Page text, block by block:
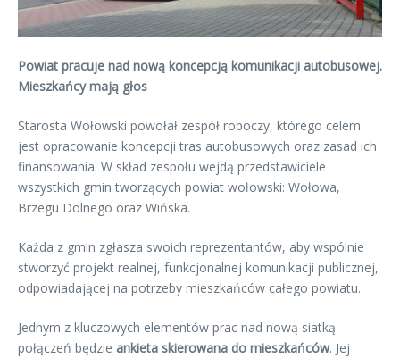
Powiat pracuje nad nową koncepcją komunikacji autobusowej.
Mieszkańcy mają głos
Starosta Wołowski powołał zespół roboczy, którego celem
jest opracowanie koncepcji tras autobusowych oraz zasad ich
finansowania. W skład zespołu wejdą przedstawiciele
wszystkich gmin tworzących powiat wołowski: Wołowa,
Brzegu Dolnego oraz Wińska.
Każda z gmin zgłasza swoich reprezentantów, aby wspólnie
stworzyć projekt realnej, funkcjonalnej komunikacji publicznej,
odpowiadającej na potrzeby mieszkańców całego powiatu.
Jednym z kluczowych elementów prac nad nową siatką
połączeń będzie ankieta skierowana do mieszkańców. Jej